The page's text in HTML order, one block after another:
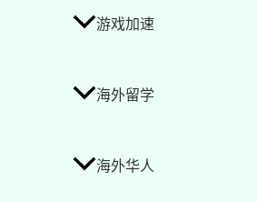
游戏加速
海外留学
海外华人